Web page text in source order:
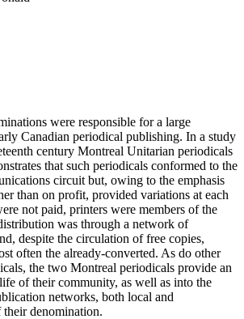
were responsible for a large
Canadian periodical publishing. In a study
century Montreal Unitarian periodicals
that such periodicals conformed to the
circuit but, owing to the emphasis
than on profit, provided variations at each
not paid, printers were members of the
was through a network of
despite the circulation of free copies,
often the already-converted. As do other
the two Montreal periodicals provide an
of their community, as well as into the
networks, both local and
denomination.